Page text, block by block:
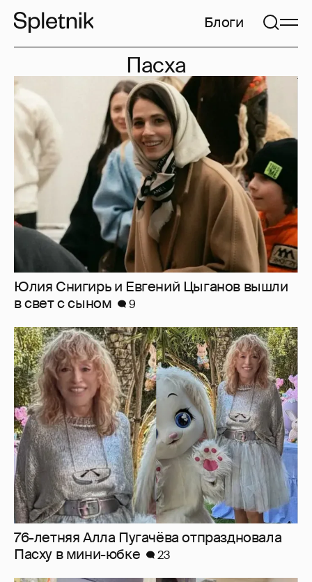
Блоги
Пасха
Юлия Снигирь и Евгений Цыганов вышли
в свет с сыном
9
76-летняя Алла Пугачёва отпраздновала
Пасху в мини-юбке
23